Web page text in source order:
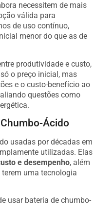
necessitem de mais
válida para
de uso contínuo,
menor do que as de
produtividade e custo,
o preço inicial, mas
e o custo-benefício ao
questões como
Ácido
usadas por décadas em
utilizadas. Elas
e desempenho, além
uma tecnologia
usar bateria de chumbo-